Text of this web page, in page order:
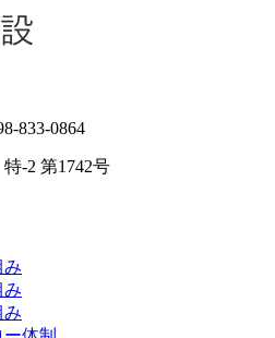
833-0864
-2 第1742号
み
み
み